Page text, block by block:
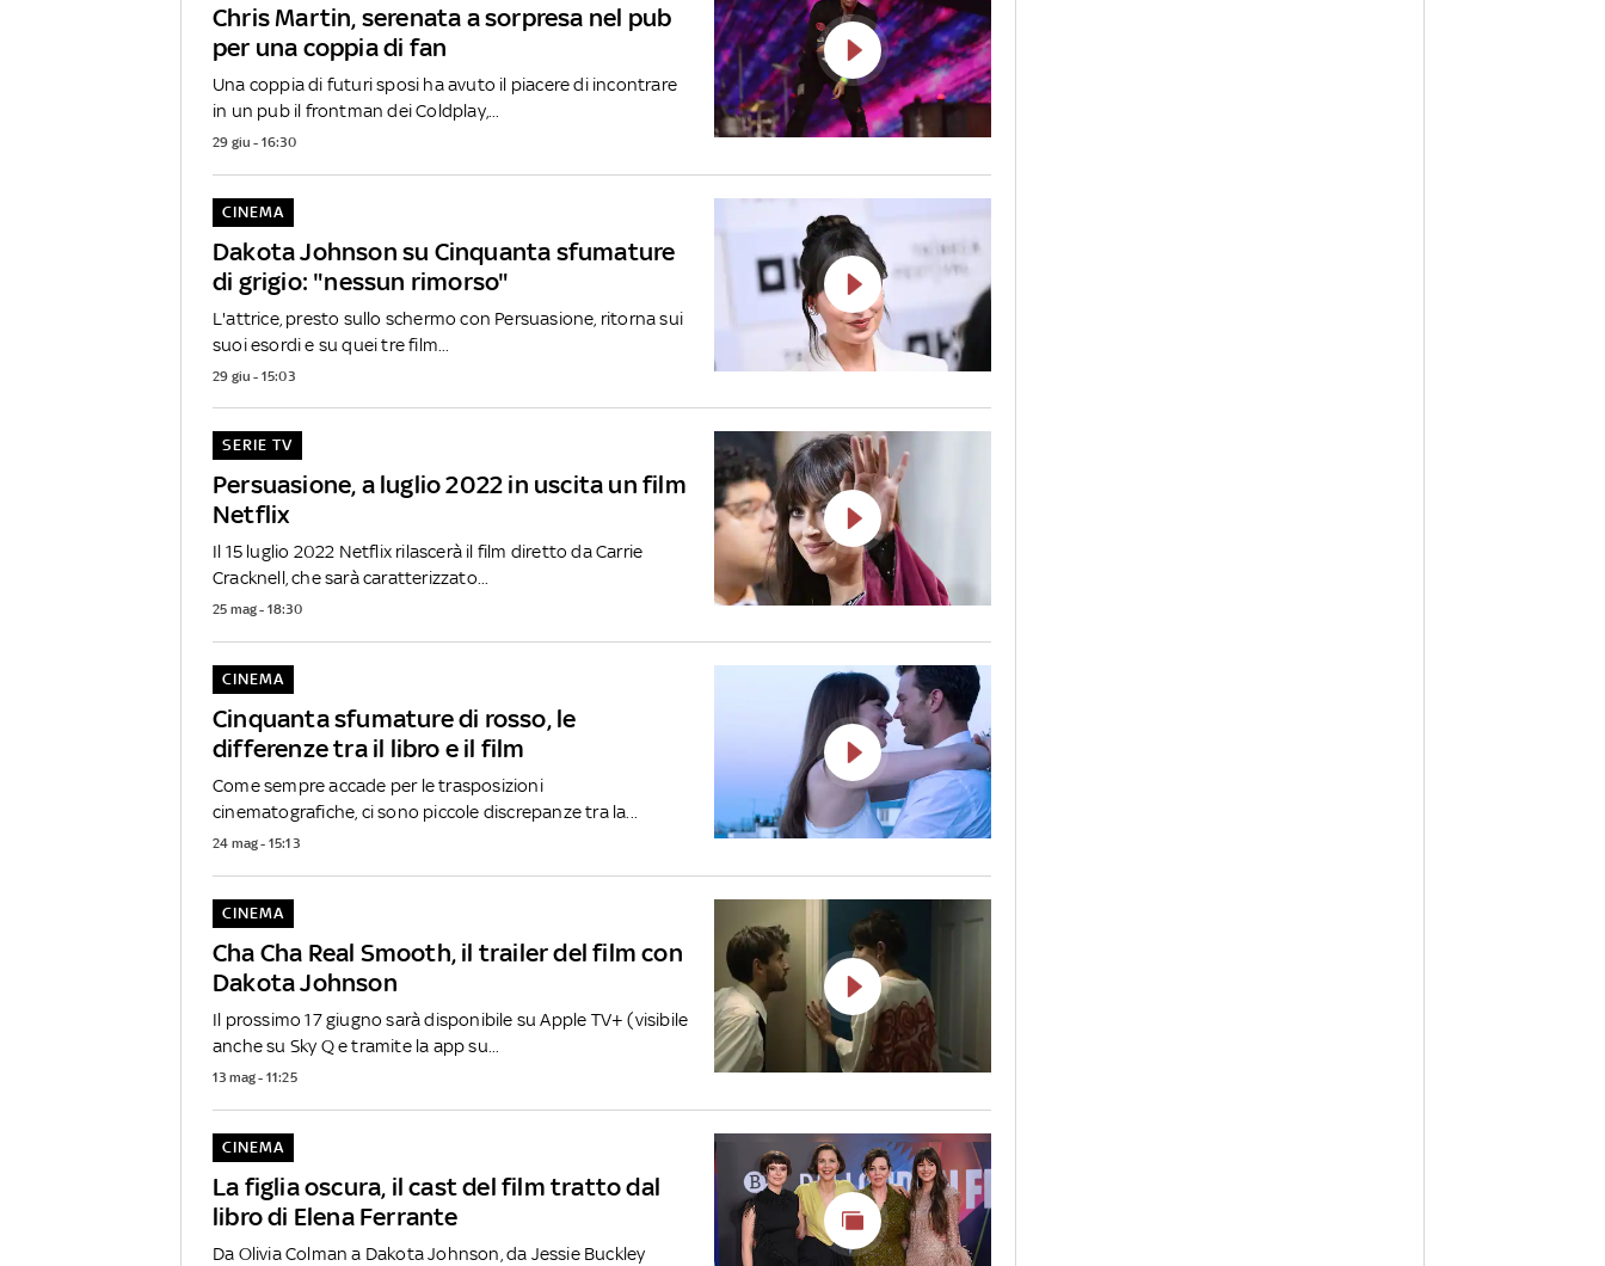
Chris Martin, serenata a sorpresa nel pub
per una coppia di fan
Una coppia di futuri sposi ha avuto il piacere di incontrare
in un pub il frontman dei Coldplay,...
29 giu - 16:30
Dakota Johnson su Cinquanta sfumature
di grigio: "nessun rimorso"
CINEMA
L'attrice, presto sullo schermo con Persuasione, ritorna sui
suoi esordi e su quei tre film...
29 giu - 15:03
Persuasione, a luglio 2022 in uscita un film
Netflix
SERIE TV
Il 15 luglio 2022 Netflix rilascerà il film diretto da Carrie
Cracknell, che sarà caratterizzato...
25 mag - 18:30
Cinquanta sfumature di rosso, le
differenze tra il libro e il film
CINEMA
Come sempre accade per le trasposizioni
cinematografiche, ci sono piccole discrepanze tra la...
24 mag - 15:13
Cha Cha Real Smooth, il trailer del film con
Dakota Johnson
CINEMA
Il prossimo 17 giugno sarà disponibile su Apple TV+ (visibile
anche su Sky Q e tramite la app su...
13 mag - 11:25
La figlia oscura, il cast del film tratto dal
libro di Elena Ferrante
CINEMA
Da Olivia Colman a Dakota Johnson, da Jessie Buckley